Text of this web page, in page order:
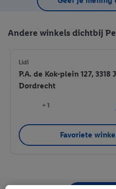
Andere winkels dichtbij
Lidl
P.A. de Kok-plein 127, 3318
Dordrecht
+ 1
Favoriete